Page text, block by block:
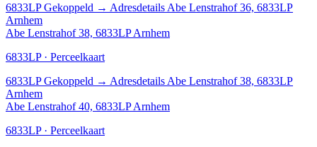
6833LP Gekoppeld → Adresdetails Abe Lenstrahof 36, 6833LP
Arnhem
Abe Lenstrahof 38, 6833LP Arnhem
6833LP · Perceelkaart
6833LP Gekoppeld → Adresdetails Abe Lenstrahof 38, 6833LP
Arnhem
Abe Lenstrahof 40, 6833LP Arnhem
6833LP · Perceelkaart